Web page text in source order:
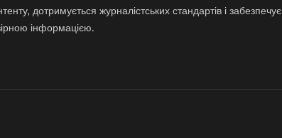
дотримується журналістських стандартів і забезпечує
інформацією.